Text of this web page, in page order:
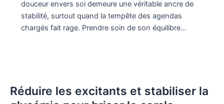
douceur envers soi demeure une véritable ancre de
stabilité, surtout quand la tempête des agendas
chargés fait rage. Prendre soin de son équilibre…
Réduire les excitants et stabiliser la